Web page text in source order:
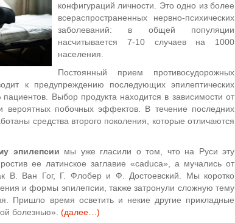
конфигураций личности. Это одно из более
всераспространенных нервно-психических
заболеваний: в общей популяции
насчитывается 7-10 случаев на 1000
населения.
Постоянный прием противосудорожных
к предупреждению последующих эпилептических
Выбор продукта находится в зависимости от
вероятных побочных эффектов. В течение последних
средства второго поколения, которые отличаются
эпилепсии мы уже гласили о том, что на Руси эту
ее латинское заглавие «caduca», а мучались от
В. Ван Гог, Г. Флобер и Ф. Достоевский. Мы коротко
и формы эпилепсии, также затронули сложную тему
Пришло время осветить и некие другие прикладные
болезнью». (далее…)